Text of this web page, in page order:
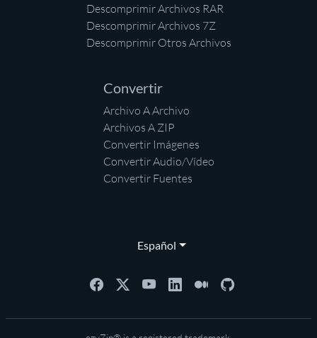
Descomprimir Archivos RAR
Descomprimir Archivos 7Z
Descomprimir Otros Archivos
Convertir
Archivo A Archivo
Archivos A ZIP
Convertir Imágenes
Convertir Audio/Vídeo
Convertir Fuentes
Español